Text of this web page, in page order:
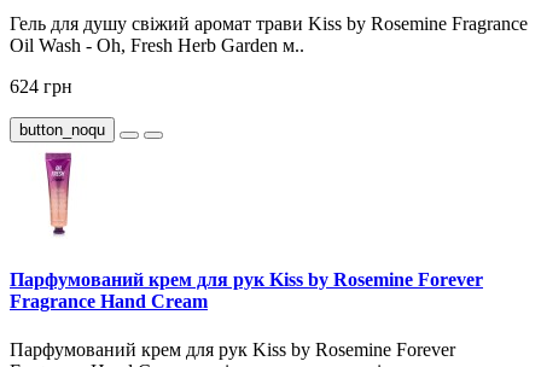
Гель для душу свіжий аромат трави Kiss by Rosemine Fragrance
Oil Wash - Oh, Fresh Herb Garden м..
624 грн
button_noqu
Парфумований крем для рук Kiss by Rosemine Forever
Fragrance Hand Cream
Парфумований крем для рук Kiss by Rosemine Forever